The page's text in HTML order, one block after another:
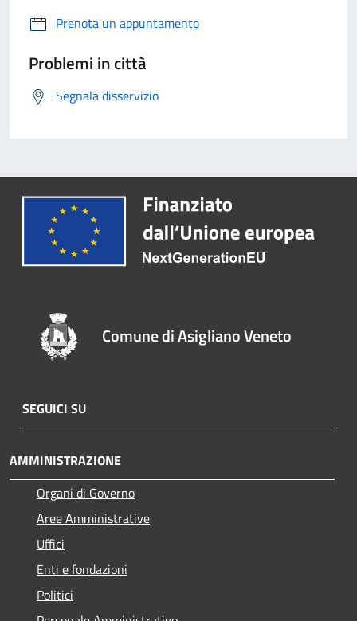
Prenota un appuntamento
Problemi in città
Segnala disservizio
Comune di Asigliano Veneto
SEGUICI SU
AMMINISTRAZIONE
Organi di Governo
Aree Amministrative
Uffici
Enti e fondazioni
Politici